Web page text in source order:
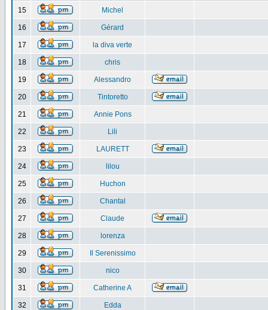
15 Michel
16 Gérard
17 la diva verte
18 chris
19 Alessandro
20 Tintoretto
21 Annie Pons
22 Lili
23 LAURETT
24 lilou
25 Huchon
26 Chantal
27 Claude
28 lorenza
29 Il Serenissimo
30 nico
31 Catherine A
32 Edda